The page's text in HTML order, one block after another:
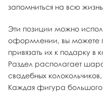
запомниться на всю
Эти позиции можно
оформлении, вы можете
привязать их к подарку в
Раздел располагает
свадебных
Каждая фигура